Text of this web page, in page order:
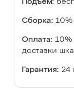
Подъём:
Сборка: 10%
Оплата: 10%
доставки
Гарантия: 24